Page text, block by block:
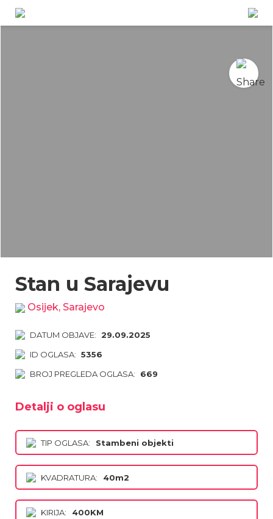
Stan u Sarajevu
Osijek, Sarajevo
Detalji o oglasu
TIP OGLASA: Stambeni objekti
KVADRATURA: 40m2
KIRIJA: 400KM
DATUM OBJAVE: 29.09.2025
ID OGLASA: 5356
BROJ PREGLEDA OGLASA:
669